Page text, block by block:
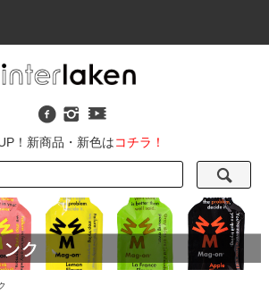
！新商品・新色はコチラ！